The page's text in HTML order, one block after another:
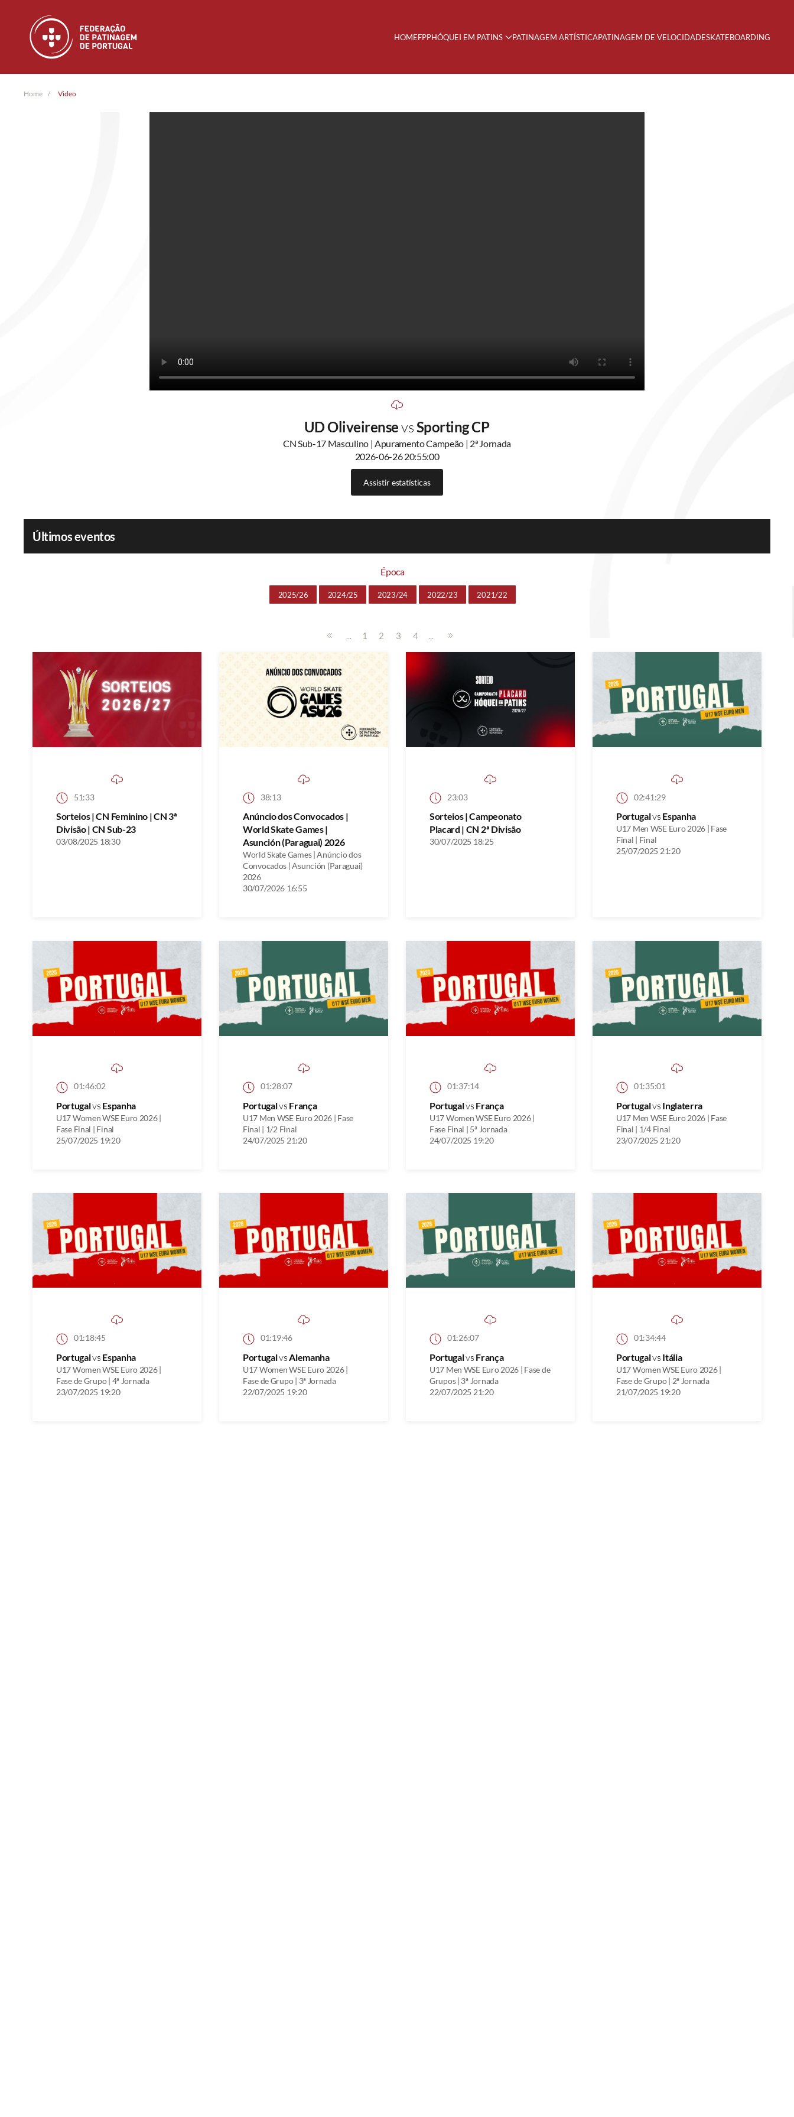
Skip to main content HOMEFPPHÓQUEI EM PATINS PATINAGEM ARTÍSTICAPATINAGEM DE VELOCIDADESKATEBOARDING
Home Video
UD OliveirensevsSporting CP
CN Sub-17 Masculino | Apuramento Campeão | 2ª Jornada
2026-06-26 20:55:00
Assistir estatísticas
Últimos eventos
Época
2025/26 2024/25 2023/24 2022/23 2021/22
... 1 2 3 4 ...
51:33
Sorteios | CN Feminino | CN 3ª
Divisão | CN Sub-23
03/08/2025 18:30
38:13
Anúncio dos Convocados |
World Skate Games |
Asunción (Paraguai) 2026
World Skate Games | Anúncio dos
Convocados | Asunción (Paraguai)
2026
30/07/2026 16:55
23:03
Sorteios | Campeonato
Placard | CN 2ª Divisão
30/07/2025 18:25
02:41:29
Portugalvs Espanha
U17 Men WSE Euro 2026 | Fase
Final | Final
25/07/2025 21:20
01:46:02
Portugalvs Espanha
U17 Women WSE Euro 2026 |
Fase Final | Final
25/07/2025 19:20
01:28:07
Portugalvs França
U17 Men WSE Euro 2026 | Fase
Final | 1/2 Final
24/07/2025 21:20
01:37:14
Portugalvs França
U17 Women WSE Euro 2026 |
Fase Final | 5ª Jornada
24/07/2025 19:20
01:35:01
Portugalvs Inglaterra
U17 Men WSE Euro 2026 | Fase
Final | 1/4 Final
23/07/2025 21:20
01:18:45
Portugalvs Espanha
U17 Women WSE Euro 2026 |
Fase de Grupo | 4ª Jornada
23/07/2025 19:20
01:19:46
PortugalvsAlemanha
U17 Women WSE Euro 2026 |
Fase de Grupo | 3ª Jornada
22/07/2025 19:20
01:26:07
Portugalvs França
U17 Men WSE Euro 2026 | Fase de
Grupos | 3ª Jornada
22/07/2025 21:20
01:34:44
Portugalvs Itália
U17 Women WSE Euro 2026 |
Fase de Grupo | 2ª Jornada
21/07/2025 19:20